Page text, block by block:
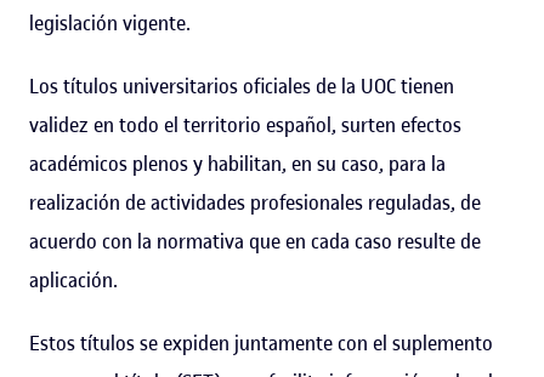
legislación vigente.
Los títulos universitarios oficiales de la UOC tienen
validez en todo el territorio español, surten efectos
académicos plenos y habilitan, en su caso, para la
realización de actividades profesionales reguladas, de
acuerdo con la normativa que en cada caso resulte de
aplicación.
Estos títulos se expiden juntamente con el suplemento